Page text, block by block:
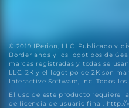
© 2019 IPerion, LLC. Publicado y
Borderlands y los logotipos de
marcas registradas y todas se
LLC. 2K y el logotipo de 2K son
Interactive Software, Inc. Todos
El uso de este producto requiere
de licencia de usuario final: http://